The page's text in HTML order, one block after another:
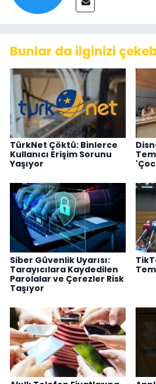
Bunlar da ilginizi
TürkNet Çöktü: Binlerce
Kullanıcı Erişim Sorunu
Yaşıyor
Siber Güvenlik Uyarısı:
Tarayıcılara Kaydedilen
Parolalar ve Çerezler Risk
Taşıyor